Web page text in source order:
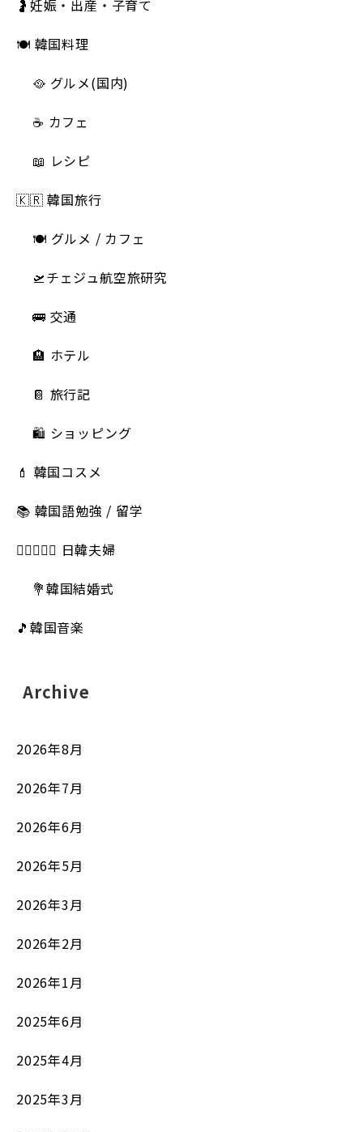
🤰妊娠・出産・子育て
🍽 韓国料理
🥘 グルメ(国内)
☕️ カフェ
📖 レシピ
🇰🇷 韓国旅行
🍽 グルメ / カフェ
🛫チェジュ航空旅研究
🚌 交通
🏨 ホテル
📔 旅行記
🛍️ ショッピング
💄 韓国コスメ
📚 韓国語勉強 / 留学
👩🏻‍❤️‍👨🏻 日韓夫婦
💐韓国結婚式
🎵韓国音楽
Archive
2026年8月
2026年7月
2026年6月
2026年5月
2026年3月
2026年2月
2026年1月
2025年6月
2025年4月
2025年3月